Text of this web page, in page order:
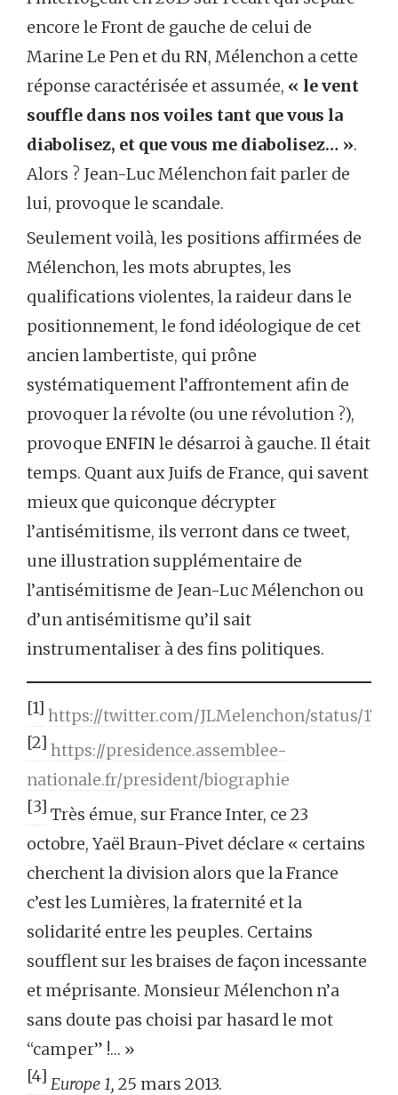
encore le Front de gauche de celui de
Marine Le Pen et du RN, Mélenchon a cette
réponse caractérisée et assumée, « le vent
souffle dans nos voiles tant que vous la
diabolisez, et que vous me diabolisez… ».
Alors ? Jean-Luc Mélenchon fait parler de
lui, provoque le scandale.
Seulement voilà, les positions affirmées de
Mélenchon, les mots abruptes, les
qualifications violentes, la raideur dans le
positionnement, le fond idéologique de cet
ancien lambertiste, qui prône
systématiquement l’affrontement afin de
provoquer la révolte (ou une révolution ?),
provoque ENFIN le désarroi à gauche. Il était
temps. Quant aux Juifs de France, qui savent
mieux que quiconque décrypter
l’antisémitisme, ils verront dans ce tweet,
une illustration supplémentaire de
l’antisémitisme de Jean-Luc Mélenchon ou
d’un antisémitisme qu’il sait
instrumentaliser à des fins politiques.
[1] https://twitter.com/JLMelenchon/status/
[2] https://presidence.assemblee-
nationale.fr/president/biographie
[3] Très émue, sur France Inter, ce 23
octobre, Yaël Braun-Pivet déclare « certains
cherchent la division alors que la France
c’est les Lumières, la fraternité et la
solidarité entre les peuples. Certains
soufflent sur les braises de façon incessante
et méprisante. Monsieur Mélenchon n’a
sans doute pas choisi par hasard le mot
“camper” !… »
[4] Europe 1, 25 mars 2013.